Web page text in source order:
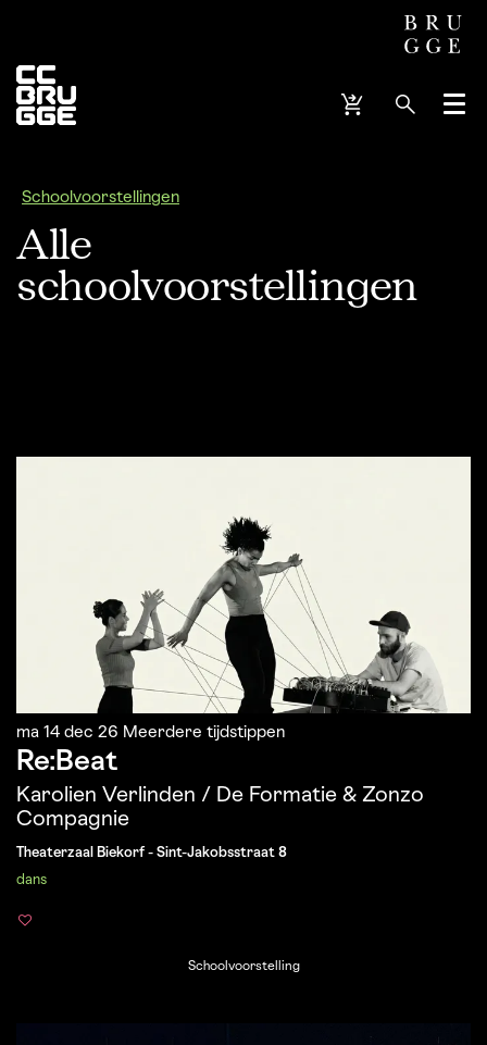
Menu
Schoolvoorstellingen
Alle
schoolvoorstellingen
Re:Beat
Karolien Verlinden / De Formatie & Zonzo
Compagnie
ma 14 dec 26 Meerdere tijdstippen
Theaterzaal Biekorf - Sint-Jakobsstraat 8
dans
Schoolvoorstelling